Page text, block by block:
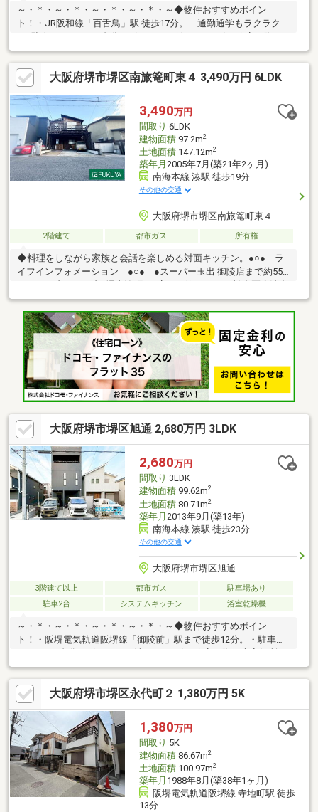
～・＊・～・＊・～・＊・～・＊・～◆物件おすすめポイン
ト！・JR阪和線「百舌鳥」駅 徒歩17分。 通勤通学もラクラク
大変便利です。・南西向き/前面道路約7ｍ 陽当たりと風通し良
好です♪≪周辺環境≫・大仙小学校…徒歩9分・旭中学校…徒歩6
分・ファミリーマート…徒歩2分・業務スーパー…徒歩9分・朝日会
病院…徒歩3分ハウスフリーダムは【東証スタンダード上場企業】
です。「見るだけ・聞くだけ」OK！不動産購入や住宅ローンなど
お気軽にご相談ください♪♪
大阪府堺市堺区南旅篭町東４ 3,490万円 6LDK
3,490万円
間取り 6LDK
建物面積97.2m2
土地面積147.12m2
築年月 2005年7月(築21年2ヶ月)
南海本線 湊駅 徒歩19分
その他の交通
大阪府堺市堺区南旅篭町東４
2階建て 都市ガス 所有権
◆料理をしながら家族と会話を楽しめる対面キッチン。●○● ラ
イフインフォメーション ●○● ●スーパー玉出 御陵店まで約550
清恵会清恵会病院まで約600ｍ ●日之出屋御陵前店まで約800
ｍ ●サンプラザ堺少林寺町西店まで約1100ｍ ○堺市立少林寺小
学校まで約600ｍ ○堺市立陵西中学校まで約270ｍ*----*----*----*---
-*----*----*----*----*----*----*----*----*御内覧ご希望の際は、お気軽にお
問い合わせ下さい。
大阪府堺市堺区旭通 2,680万円 3LDK
2,680万円
間取り 3LDK
建物面積99.62m2
土地面積80.71m2
築年月 2013年9月(築13年)
南海本線 湊駅 徒歩23分
その他の交通
大阪府堺市堺区旭通
3階建て以上 都市ガス
駐車場あり
駐車2台
システムキッチン 浴室乾燥機
～・＊・～・＊・～・＊・～・＊・～◆物件おすすめポイン
ト！・阪堺電気軌道阪堺線「御陵前」駅まで徒歩12分。・駐車ス
す。・南西向き/前面道路約5.4ｍ。 陽当たりと風通し良好です
♪・ゆとりある部屋数の3LDK！≪周辺環境≫・少林寺小学校…徒
歩10分・陵西中学校…徒歩7分・ファミリーマート…徒歩7分・スー
パー玉出…徒歩11分・清恵会病院…徒歩9分ハウスフリーダムは
【東証スタンダード上場企業】です。「見るだけ・聞くだけ」
OK！不動産購入や住宅ローンなどお気軽にご相談ください♪♪
大阪府堺市堺区永代町２ 1,380万円 5K
1,380万円
間取り 5K
建物面積86.67m2
土地面積100.97m2
築年月 1988年8月(築38年1ヶ月)
阪堺電気軌道阪堺線 寺地町駅 徒歩
13分